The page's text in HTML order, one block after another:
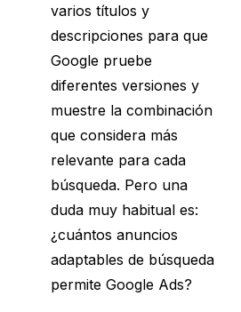
varios títulos y
descripciones para que
Google pruebe
diferentes versiones y
muestre la combinación
que considera más
relevante para cada
búsqueda. Pero una
duda muy habitual es:
¿cuántos anuncios
adaptables de búsqueda
permite Google Ads?